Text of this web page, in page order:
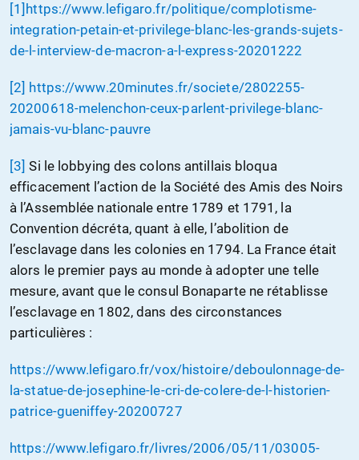
[1] https://www.lefigaro.fr/politique/complotisme-
integration-petain-et-privilege-blanc-les-grands-sujets-
de-l-interview-de-macron-a-l-express-20201222
[2] https://www.20minutes.fr/societe/2802255-
20200618-melenchon-ceux-parlent-privilege-blanc-
jamais-vu-blanc-pauvre
[3]Si le lobbying des colons antillais bloqua
efficacement l’action de la Société des Amis des Noirs
à l’Assemblée nationale entre 1789 et 1791, la
Convention décréta, quant à elle, l’abolition de
l’esclavage dans les colonies en 1794. La France était
alors le premier pays au monde à adopter une telle
mesure, avant que le consul Bonaparte ne rétablisse
l’esclavage en 1802, dans des circonstances
particulières :
https://www.lefigaro.fr/vox/histoire/deboulonnage-de-
la-statue-de-josephine-le-cri-de-colere-de-l-historien-
patrice-gueniffey-20200727
https://www.lefigaro.fr/livres/2006/05/11/03005-